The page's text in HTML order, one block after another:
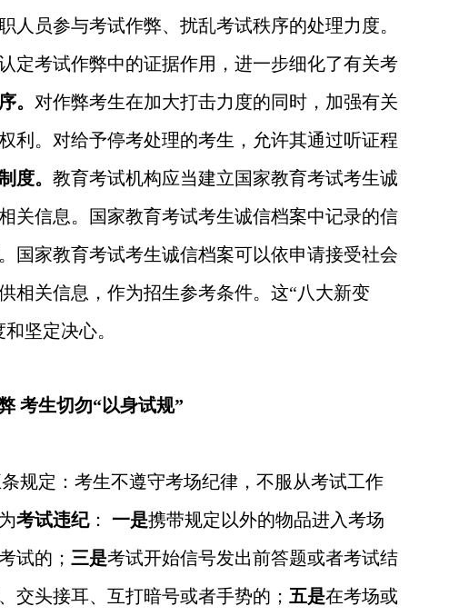
员参与考试作弊、扰乱考试秩序的处理力度。
定考试作弊中的证据作用，进一步细化了有关考
。 对作弊考生在加大打击力度的同时，加强有关
利。对给予停考处理的考生，允许其通过听证程
度。 教育考试机构应当建立国家教育考试考生诚
关信息。国家教育考试考生诚信档案中记录的信
国家教育考试考生诚信档案可以依申请接受社会
相关信息，作为招生参考条件。这“八大新变
坚定决心。
考生切勿“以身试规”
规定：考生不遵守考场纪律，不服从考试工作
考试违纪： 一是携带规定以外的物品进入考场
试的； 三是考试开始信号发出前答题或者考试结
交头接耳、互打暗号或者手势的； 五是在考场或